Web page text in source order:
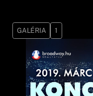
GALÉRIA 1